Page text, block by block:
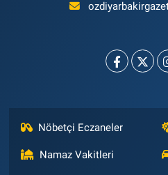
Nöbetçi Eczaneler
Namaz Vakitleri